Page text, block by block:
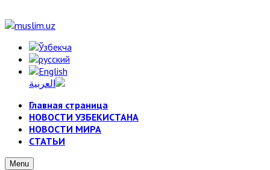
Главная страница
НОВОСТИ УЗБЕКИСТАНА
НОВОСТИ МИРА
СТАТЬИ
Menu